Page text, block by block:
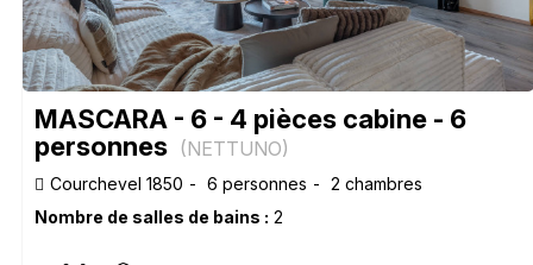
MASCARA - 6 - 4 pièces cabine - 6
personnes (NETTUNO)
Courchevel 1850 6 personnes
2 chambres
Nombre de salles de bains : 2